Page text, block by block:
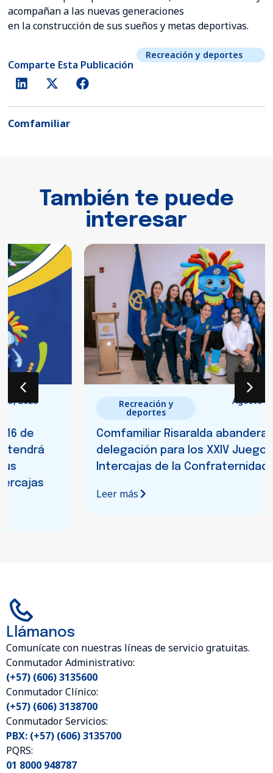
acompañan a las nuevas generaciones
en la construcción de sus sueños y metas deportivas.
Comparte Esta Publicación
Recreación y deportes
Comfamiliar
También te puede
interesar
Agosto 5, 2026
Comfamiliar Risaralda abandera a su
delegación para los XXIV Juegos
Intercajas de la Confraternidad 2026
Leer más
Llámanos
Comunícate con nuestras líneas de servicio gratuitas.
Conmutador Administrativo:
(+57) (606) 3135600
Conmutador Clínico:
(+57) (606) 3138700
Conmutador Servicios:
PBX: (+57) (606) 3135700
PQRS:
01 8000 948787